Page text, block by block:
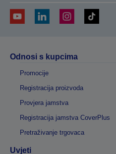
Odnosi s kupcima
Promocije
Registracija proizvoda
Provjera jamstva
Registracija jamstva CoverPlus
Pretraživanje trgovaca
Uvjeti